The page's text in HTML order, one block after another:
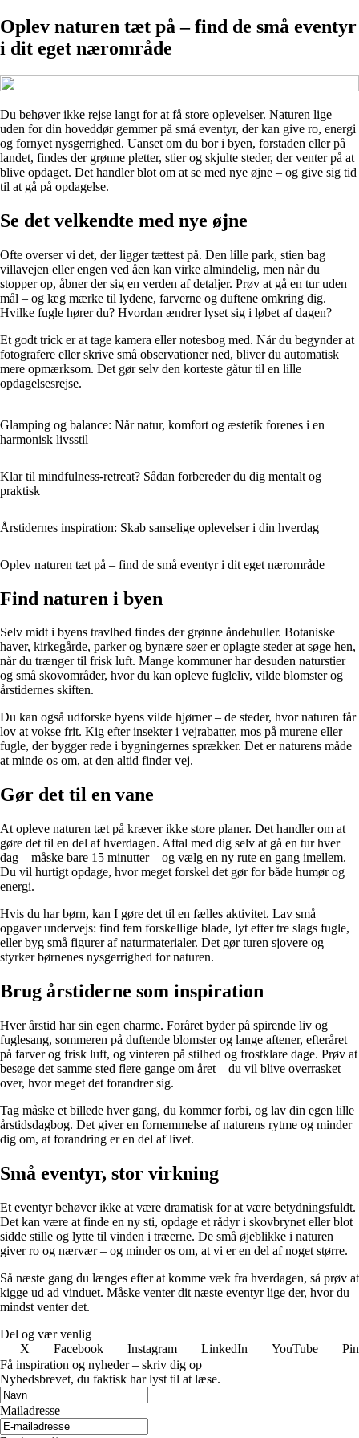
Oplev naturen tæt på – find de små eventyr
i dit eget nærområde
Du behøver ikke rejse langt for at få store oplevelser. Naturen lige
uden for din hoveddør gemmer på små eventyr, der kan give ro, energi
og fornyet nysgerrighed. Uanset om du bor i byen, forstaden eller på
landet, findes der grønne pletter, stier og skjulte steder, der venter på at
blive opdaget. Det handler blot om at se med nye øjne – og give sig tid
til at gå på opdagelse.
Se det velkendte med nye øjne
Ofte overser vi det, der ligger tættest på. Den lille park, stien bag
villavejen eller engen ved åen kan virke almindelig, men når du
stopper op, åbner der sig en verden af detaljer. Prøv at gå en tur uden
mål – og læg mærke til lydene, farverne og duftene omkring dig.
Hvilke fugle hører du? Hvordan ændrer lyset sig i løbet af dagen?
Et godt trick er at tage kamera eller notesbog med. Når du begynder at
fotografere eller skrive små observationer ned, bliver du automatisk
mere opmærksom. Det gør selv den korteste gåtur til en lille
opdagelsesrejse.
Glamping og balance: Når natur, komfort og æstetik forenes i en
harmonisk livsstil
Klar til mindfulness-retreat? Sådan forbereder du dig mentalt og
praktisk
Årstidernes inspiration: Skab sanselige oplevelser i din hverdag
Oplev naturen tæt på – find de små eventyr i dit eget nærområde
Find naturen i byen
Selv midt i byens travlhed findes der grønne åndehuller. Botaniske
haver, kirkegårde, parker og bynære søer er oplagte steder at søge hen,
når du trænger til frisk luft. Mange kommuner har desuden naturstier
og små skovområder, hvor du kan opleve fugleliv, vilde blomster og
årstidernes skiften.
Du kan også udforske byens vilde hjørner – de steder, hvor naturen får
lov at vokse frit. Kig efter insekter i vejrabatter, mos på murene eller
fugle, der bygger rede i bygningernes sprækker. Det er naturens måde
at minde os om, at den altid finder vej.
Gør det til en vane
At opleve naturen tæt på kræver ikke store planer. Det handler om at
gøre det til en del af hverdagen. Aftal med dig selv at gå en tur hver
dag – måske bare 15 minutter – og vælg en ny rute en gang imellem.
Du vil hurtigt opdage, hvor meget forskel det gør for både humør og
energi.
Hvis du har børn, kan I gøre det til en fælles aktivitet. Lav små
opgaver undervejs: find fem forskellige blade, lyt efter tre slags fugle,
eller byg små figurer af naturmaterialer. Det gør turen sjovere og
styrker børnenes nysgerrighed for naturen.
Brug årstiderne som inspiration
Hver årstid har sin egen charme. Foråret byder på spirende liv og
fuglesang, sommeren på duftende blomster og lange aftener, efteråret
på farver og frisk luft, og vinteren på stilhed og frostklare dage. Prøv at
besøge det samme sted flere gange om året – du vil blive overrasket
over, hvor meget det forandrer sig.
Tag måske et billede hver gang, du kommer forbi, og lav din egen lille
årstidsdagbog. Det giver en fornemmelse af naturens rytme og minder
dig om, at forandring er en del af livet.
Små eventyr, stor virkning
Et eventyr behøver ikke at være dramatisk for at være betydningsfuldt.
Det kan være at finde en ny sti, opdage et rådyr i skovbrynet eller blot
sidde stille og lytte til vinden i træerne. De små øjeblikke i naturen
giver ro og nærvær – og minder os om, at vi er en del af noget større.
Så næste gang du længes efter at komme væk fra hverdagen, så prøv at
kigge ud ad vinduet. Måske venter dit næste eventyr lige der, hvor du
mindst venter det.
Del og vær venlig
X
Facebook Instagram LinkedIn YouTube
Få inspiration og nyheder – skriv dig op
Nyhedsbrevet, du faktisk har lyst til at læse.
Mailadresse